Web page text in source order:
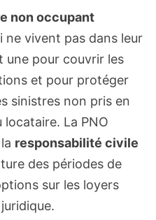
non occupant
ne vivent pas dans leur
une pour couvrir les
et pour protéger
sinistres non pris en
locataire. La PNO
responsabilité civile
des périodes de
sur les loyers